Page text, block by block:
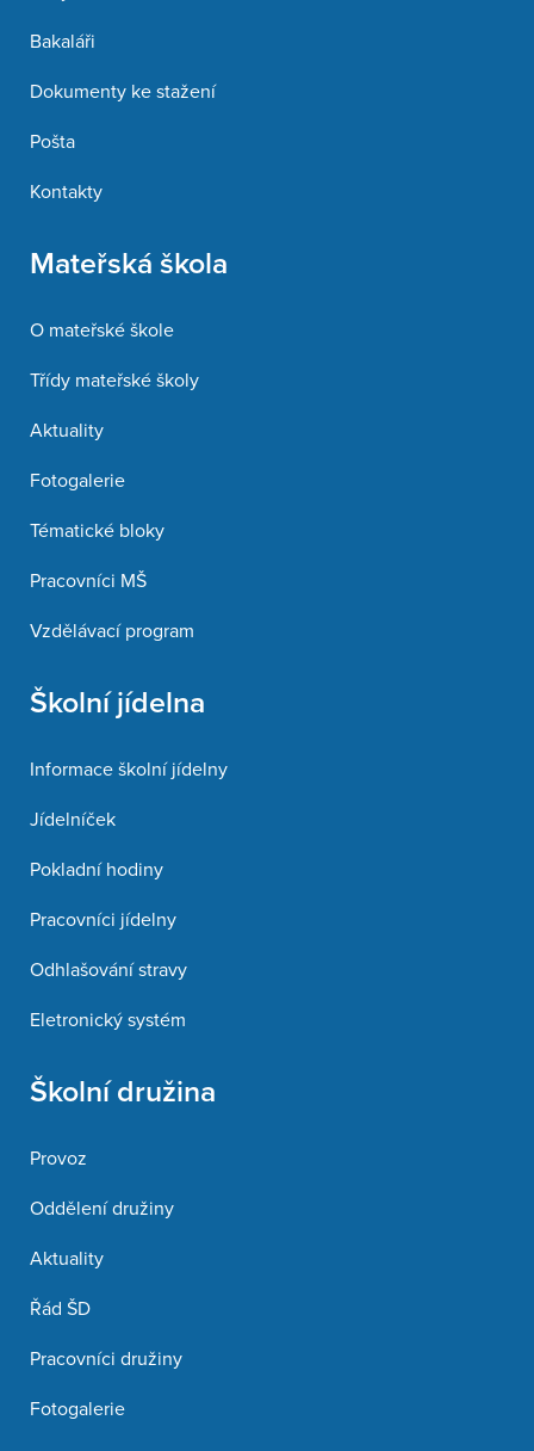
Bakaláři
Dokumenty ke stažení
Pošta
Kontakty
Mateřská škola
O mateřské škole
Třídy mateřské školy
Aktuality
Fotogalerie
Tématické bloky
Pracovníci MŠ
Vzdělávací program
Školní jídelna
Informace školní jídelny
Jídelníček
Pokladní hodiny
Pracovníci jídelny
Odhlašování stravy
Eletronický systém
Školní družina
Provoz
Oddělení družiny
Aktuality
Řád ŠD
Pracovníci družiny
Fotogalerie